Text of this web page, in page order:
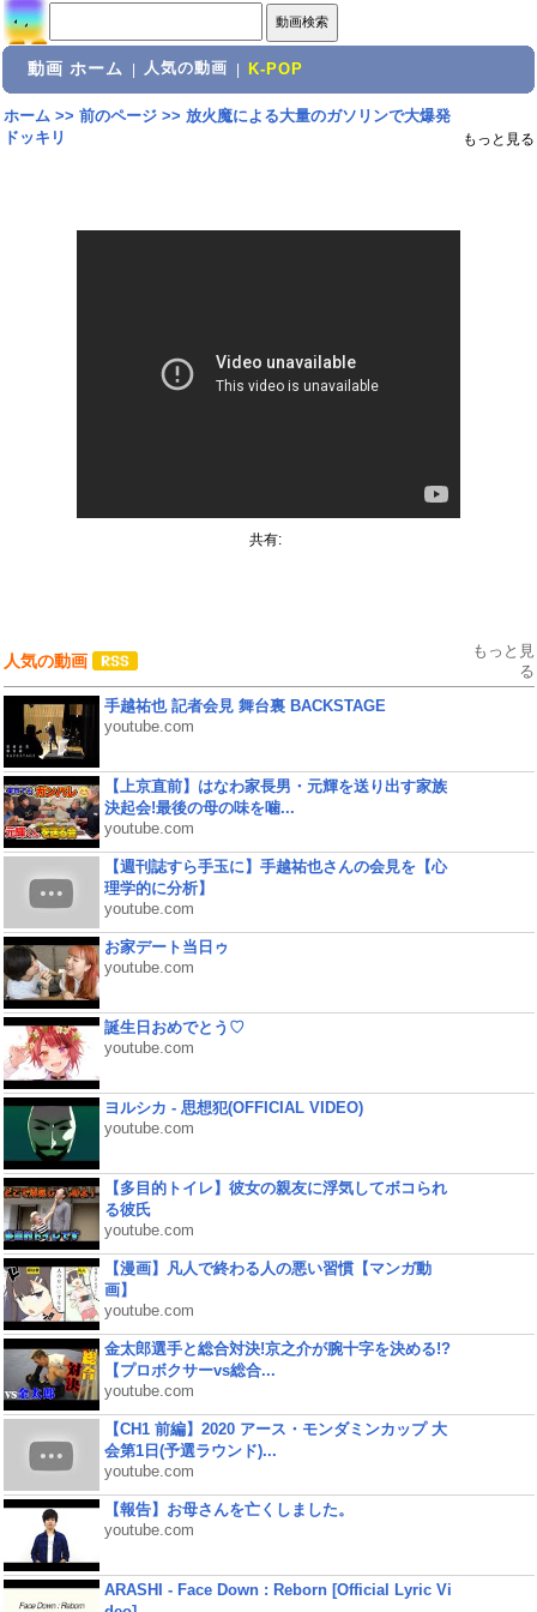
動画 ホーム 人気の動画 K-POP
ホーム>> 前のページ>> 放火魔による大量のガソリンで大爆発
ドッキリ
もっと見る
共有:
人気の動画
もっと見
る
手越祐也 記者会見 舞台裏 BACKSTAGE
youtube.com
【上京直前】はなわ家長男・元輝を送り出す家族
決起会!最後の母の味を噛...
youtube.com
【週刊誌すら手玉に】手越祐也さんの会見を【心
理学的に分析】
youtube.com
お家デート当日ゥ
youtube.com
誕生日おめでとう♡
youtube.com
ヨルシカ - 思想犯(OFFICIAL VIDEO)
youtube.com
【多目的トイレ】彼女の親友に浮気してボコられ
る彼氏
youtube.com
【漫画】凡人で終わる人の悪い習慣【マンガ動
画】
youtube.com
金太郎選手と総合対決!京之介が腕十字を決める!?
【プロボクサーvs総合...
youtube.com
【CH1 前編】2020 アース・モンダミンカップ 大
会第1日(予選ラウンド)...
youtube.com
【報告】お母さんを亡くしました。
youtube.com
ARASHI - Face Down : Reborn [Official Lyric Vi